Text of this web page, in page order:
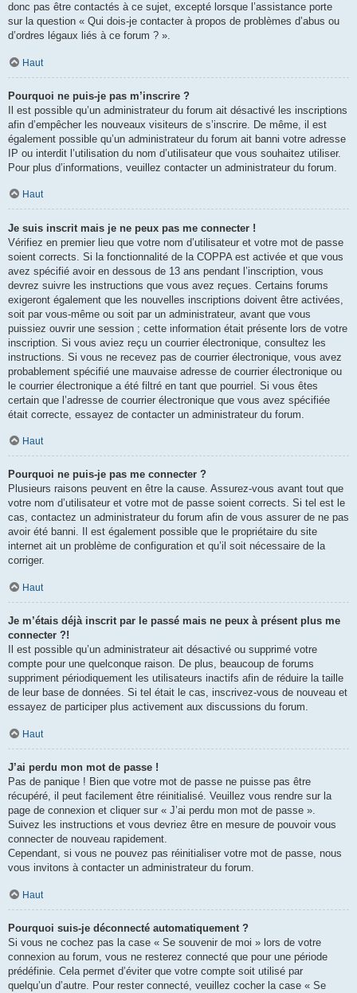
donc pas être contactés à ce sujet, excepté lorsque l’assistance porte
sur la question « Qui dois-je contacter à propos de problèmes d’abus ou
d’ordres légaux liés à ce forum ? ».
Haut
Pourquoi ne puis-je pas m’inscrire ?
Il est possible qu’un administrateur du forum ait désactivé les inscriptions
afin d’empêcher les nouveaux visiteurs de s’inscrire. De même, il est
également possible qu’un administrateur du forum ait banni votre adresse
IP ou interdit l’utilisation du nom d’utilisateur que vous souhaitez utiliser.
Pour plus d’informations, veuillez contacter un administrateur du forum.
Haut
Je suis inscrit mais je ne peux pas me connecter !
Vérifiez en premier lieu que votre nom d’utilisateur et votre mot de passe
soient corrects. Si la fonctionnalité de la COPPA est activée et que vous
avez spécifié avoir en dessous de 13 ans pendant l’inscription, vous
devrez suivre les instructions que vous avez reçues. Certains forums
exigeront également que les nouvelles inscriptions doivent être activées,
soit par vous-même ou soit par un administrateur, avant que vous
puissiez ouvrir une session ; cette information était présente lors de votre
inscription. Si vous aviez reçu un courrier électronique, consultez les
instructions. Si vous ne recevez pas de courrier électronique, vous avez
probablement spécifié une mauvaise adresse de courrier électronique ou
le courrier électronique a été filtré en tant que pourriel. Si vous êtes
certain que l’adresse de courrier électronique que vous avez spécifiée
était correcte, essayez de contacter un administrateur du forum.
Haut
Pourquoi ne puis-je pas me connecter ?
Plusieurs raisons peuvent en être la cause. Assurez-vous avant tout que
votre nom d’utilisateur et votre mot de passe soient corrects. Si tel est le
cas, contactez un administrateur du forum afin de vous assurer de ne pas
avoir été banni. Il est également possible que le propriétaire du site
internet ait un problème de configuration et qu’il soit nécessaire de la
corriger.
Haut
Je m’étais déjà inscrit par le passé mais ne peux à présent plus me
connecter ?!
Il est possible qu’un administrateur ait désactivé ou supprimé votre
compte pour une quelconque raison. De plus, beaucoup de forums
suppriment périodiquement les utilisateurs inactifs afin de réduire la taille
de leur base de données. Si tel était le cas, inscrivez-vous de nouveau et
essayez de participer plus activement aux discussions du forum.
Haut
J’ai perdu mon mot de passe !
Pas de panique ! Bien que votre mot de passe ne puisse pas être
récupéré, il peut facilement être réinitialisé. Veuillez vous rendre sur la
page de connexion et cliquer sur « J’ai perdu mon mot de passe ».
Suivez les instructions et vous devriez être en mesure de pouvoir vous
connecter de nouveau rapidement.
Cependant, si vous ne pouvez pas réinitialiser votre mot de passe, nous
vous invitons à contacter un administrateur du forum.
Haut
Pourquoi suis-je déconnecté automatiquement ?
Si vous ne cochez pas la case « Se souvenir de moi » lors de votre
connexion au forum, vous ne resterez connecté que pour une période
prédéfinie. Cela permet d’éviter que votre compte soit utilisé par
quelqu’un d’autre. Pour rester connecté, veuillez cocher la case « Se